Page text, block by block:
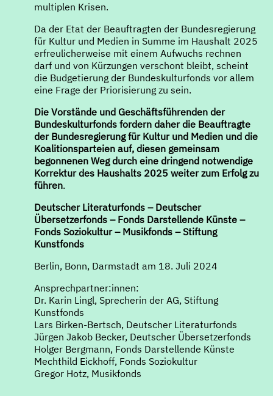
multiplen Krisen.
Da der Etat der Beauftragten der Bundesregierung
für Kultur und Medien in Summe im Haushalt 2025
erfreulicherweise mit einem Aufwuchs rechnen
darf und von Kürzungen verschont bleibt, scheint
die Budgetierung der Bundeskulturfonds vor allem
eine Frage der Priorisierung zu sein.
Die Vorstände und Geschäftsführenden der
Bundeskulturfonds fordern daher die Beauftragte
der Bundesregierung für Kultur und Medien und die
Koalitionsparteien auf, diesen gemeinsam
begonnenen Weg durch eine dringend notwendige
Korrektur des Haushalts 2025 weiter zum Erfolg zu
führen.
Deutscher Literaturfonds – Deutscher
Übersetzerfonds – Fonds Darstellende Künste –
Fonds Soziokultur – Musikfonds – Stiftung
Kunstfonds
Berlin, Bonn, Darmstadt am 18. Juli 2024
Ansprechpartner:innen:
Dr. Karin Lingl, Sprecherin der AG, Stiftung
Kunstfonds
Lars Birken-Bertsch, Deutscher Literaturfonds
Jürgen Jakob Becker, Deutscher Übersetzerfonds
Holger Bergmann, Fonds Darstellende Künste
Mechthild Eickhoff, Fonds Soziokultur
Gregor Hotz, Musikfonds